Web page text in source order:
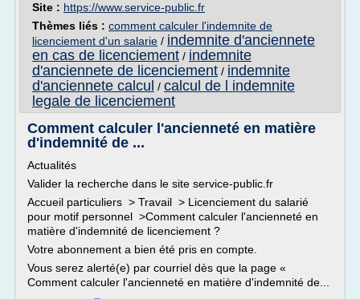
Site : https://www.service-public.fr
Thèmes liés : comment calculer l'indemnite de
licenciement d'un salarie / indemnite d'anciennete
en cas de licenciement / indemnite
d'anciennete de licenciement / indemnite
d'anciennete calcul / calcul de l indemnite
legale de licenciement
Comment calculer l'ancienneté en matière
d'indemnité de ...
Actualités
Valider la recherche dans le site service-public.fr
Accueil particuliers > Travail > Licenciement du salarié
pour motif personnel >Comment calculer l'ancienneté en
matière d'indemnité de licenciement ?
Votre abonnement a bien été pris en compte.
Vous serez alerté(e) par courriel dès que la page «
Comment calculer l'ancienneté en matière d'indemnité de...